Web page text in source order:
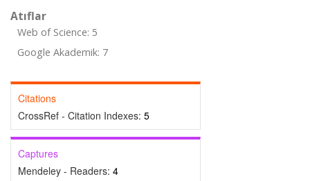
Atıflar
Web of Science: 5
Google Akademik: 7
Citations
CrossRef - Citation Indexes: 5
Captures
Mendeley - Readers: 4